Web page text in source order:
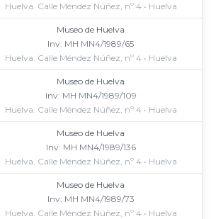
Huelva. Calle Méndez Núñez, nº 4 • Huelva
Museo de Huelva
Inv: MH MN4/1989/65
Huelva. Calle Méndez Núñez, nº 4 • Huelva
Museo de Huelva
Inv: MH MN4/1989/109
Huelva. Calle Méndez Núñez, nº 4 • Huelva
Museo de Huelva
Inv: MH MN4/1989/136
Huelva. Calle Méndez Núñez, nº 4 • Huelva
Museo de Huelva
Inv: MH MN4/1989/73
Huelva. Calle Méndez Núñez, nº 4 • Huelva